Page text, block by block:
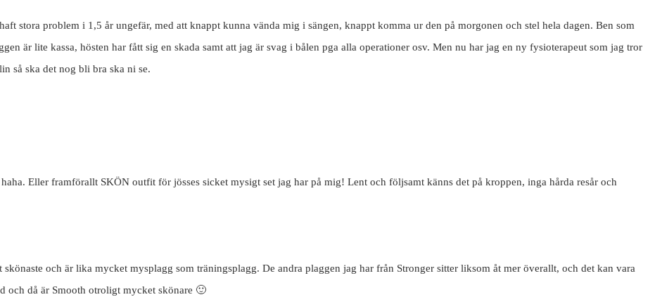
stora problem i 1,5 år ungefär, med att knappt kunna vända mig i sängen, knappt komma ur den på morgonen och stel hela dagen. Ben som
är lite kassa, hösten har fått sig en skada samt att jag är svag i bålen pga alla operationer osv. Men nu har jag en ny fysioterapeut som jag tror
så ska det nog bli bra ska ni se.
Eller framförallt SKÖN outfit för jösses sicket mysigt set jag har på mig! Lent och följsamt känns det på kroppen, inga hårda resår och
och är lika mycket mysplagg som träningsplagg. De andra plaggen jag har från Stronger sitter liksom åt mer överallt, och det kan vara
och då är Smooth otroligt mycket skönare 🙂